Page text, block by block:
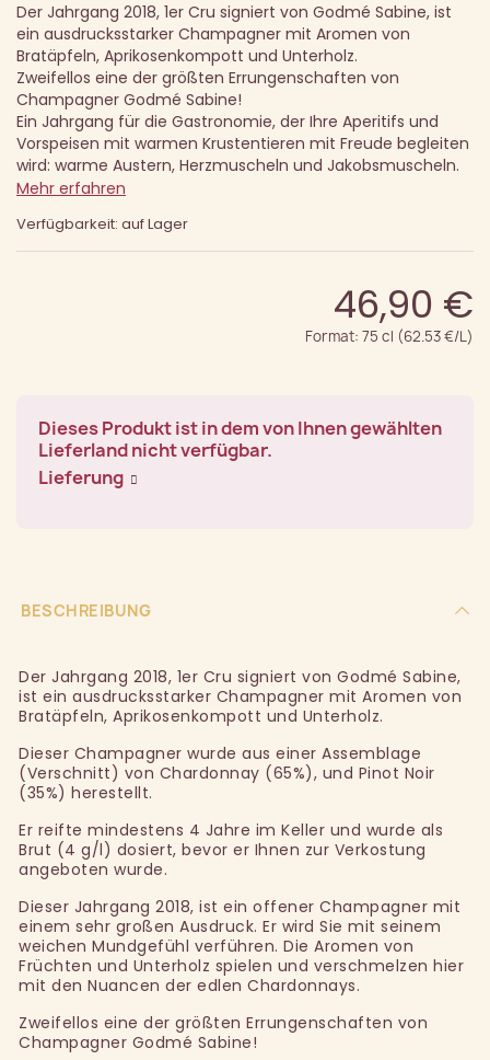
Der Jahrgang 2018, 1er Cru signiert von Godmé Sabine, ist
ein ausdrucksstarker Champagner mit Aromen von
Bratäpfeln, Aprikosenkompott und Unterholz.
Zweifellos eine der größten Errungenschaften von
Champagner Godmé Sabine!
Ein Jahrgang für die Gastronomie, der Ihre Aperitifs und
Vorspeisen mit warmen Krustentieren mit Freude begleiten
wird: warme Austern, Herzmuscheln und Jakobsmuscheln.
Mehr erfahren
Verfügbarkeit: auf Lager
46,90 €
Format: 75 cl (62.53 €/L)
Dieses Produkt ist in dem von Ihnen gewählten
Lieferland nicht verfügbar.
Lieferung
BESCHREIBUNG
Der Jahrgang 2018, 1er Cru signiert von Godmé Sabine,
ist ein ausdrucksstarker Champagner mit Aromen von
Bratäpfeln, Aprikosenkompott und Unterholz.
Dieser Champagner wurde aus einer Assemblage
(Verschnitt) von Chardonnay (65%), und Pinot Noir
(35%) herestellt.
Er reifte mindestens 4 Jahre im Keller und wurde als
Brut (4 g/l) dosiert, bevor er Ihnen zur Verkostung
angeboten wurde.
Dieser Jahrgang 2018, ist ein offener Champagner mit
einem sehr großen Ausdruck. Er wird Sie mit seinem
weichen Mundgefühl verführen. Die Aromen von
Früchten und Unterholz spielen und verschmelzen hier
mit den Nuancen der edlen Chardonnays.
Zweifellos eine der größten Errungenschaften von
Champagner Godmé Sabine!